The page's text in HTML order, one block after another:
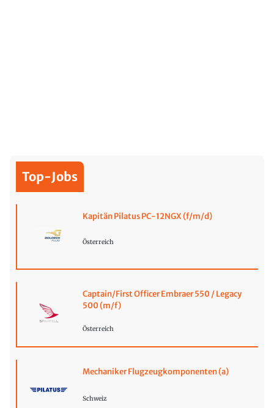
Top-Jobs
Kapitän Pilatus PC-12NGX (f/m/d)
Österreich
Captain/First Officer Embraer 550 / Legacy
500 (m/f)
Österreich
Mechaniker Flugzeugkomponenten (a)
Schweiz